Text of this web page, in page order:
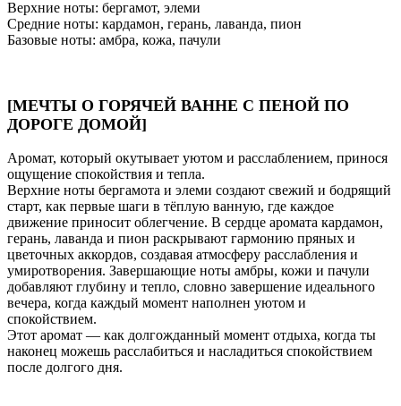
Верхние ноты: бергамот, элеми
Средние ноты: кардамон, герань, лаванда, пион
Базовые ноты: амбра, кожа, пачули
[МЕЧТЫ О ГОРЯЧЕЙ ВАННЕ С ПЕНОЙ ПО
ДОРОГЕ ДОМОЙ]
Аромат, который окутывает уютом и расслаблением, принося
ощущение спокойствия и тепла.
Верхние ноты бергамота и элеми создают свежий и бодрящий
старт, как первые шаги в тёплую ванную, где каждое
движение приносит облегчение. В сердце аромата кардамон,
герань, лаванда и пион раскрывают гармонию пряных и
цветочных аккордов, создавая атмосферу расслабления и
умиротворения. Завершающие ноты амбры, кожи и пачули
добавляют глубину и тепло, словно завершение идеального
вечера, когда каждый момент наполнен уютом и
спокойствием.
Этот аромат — как долгожданный момент отдыха, когда ты
наконец можешь расслабиться и насладиться спокойствием
после долгого дня.